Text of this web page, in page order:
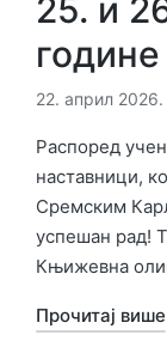
25. и
године
22. април 2026.
Распоред
наставници,
Сремским
успешан рад!
Књижевна
Прочитај више